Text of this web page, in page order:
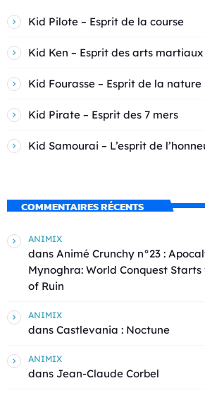
Kid Pilote – Esprit de la course
Kid Ken – Esprit des arts martiaux
Kid Fourasse – Esprit de la nature
Kid Pirate – Esprit des 7 mers
Kid Samourai – L’esprit de
COMMENTAIRES RÉCENTS
ANIMIX
dans Animé Crunchy n°23 :
Mynoghra: World Conquest
of Ruin
ANIMIX
dans Castlevania : Noctune
ANIMIX
dans Jean-Claude Corbel